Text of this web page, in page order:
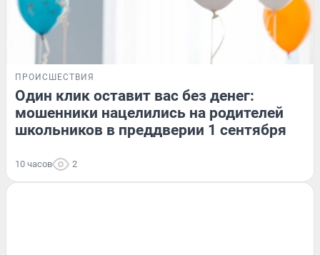
ПРОИСШЕСТВИЯ
Один клик оставит вас без денег:
мошенники нацелились на родителей
школьников в преддверии 1 сентября
10 часов 2